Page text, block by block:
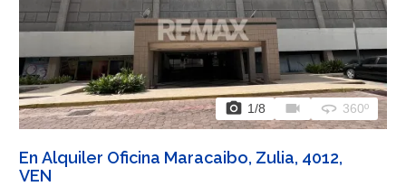
photo_camera 1/8 videocam 360 360º
En Alquiler Oficina Maracaibo, Zulia, 4012,
VEN